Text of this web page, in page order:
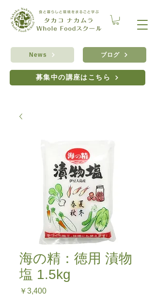
News
募集中の講座はこちら
ブログ
海の精：徳用 漬物
塩 1.5kg
￥3,400価